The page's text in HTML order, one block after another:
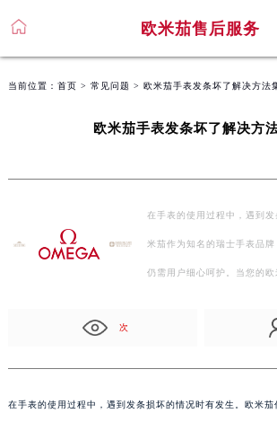
欧米茄售后服务
当前位置： 首页 > 常见问题 > 欧米茄手表发条坏了解决方法
欧米茄手表发条坏了解决方
在手表的使用过程中，遇到
米茄作为知名的瑞士手表品
仍需用户细心呵护。当您的
次
在手表的使用过程中，遇到发条损坏的情况时有发生。欧米茄